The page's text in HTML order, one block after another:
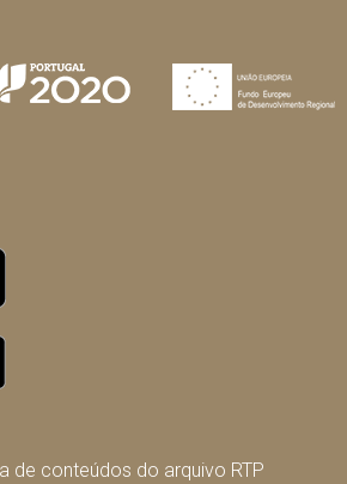
de conteúdos do arquivo RTP